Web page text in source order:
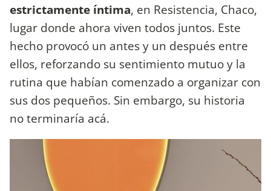
estrictamente íntima, en Resistencia, Chaco,
lugar donde ahora viven todos juntos. Este
hecho provocó un antes y un después entre
ellos, reforzando su sentimiento mutuo y la
rutina que habían comenzado a organizar con
sus dos pequeños. Sin embargo, su historia
no terminaría acá.